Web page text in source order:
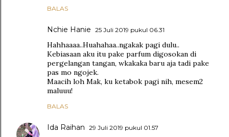
BALAS
Nchie Hanie 25 Juli 2019 pukul 06.31
Hahhaaaa..Huahahaa..ngakak pagi dulu..
Kebiasaan aku itu pake parfum digosokan di
pergelangan tangan, wkakaka baru aja tadi pake
pas mo ngojek.
Maacih loh Mak, ku ketabok pagi nih, mesem2
maluuu!
BALAS
Ida Raihan 29 Juli 2019 pukul 01.57